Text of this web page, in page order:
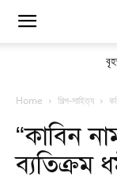
Home শিল্প-সাহিত্য
“কাবিন
ব্যতিক্রম